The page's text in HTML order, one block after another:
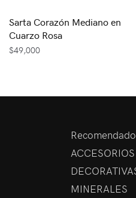
Sarta Corazón Mediano en
Cuarzo Rosa
$49,000
ACCESORIOS
MINERALES